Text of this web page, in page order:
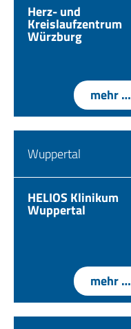
Herz- und
Kreislaufzentrum
Würzburg
mehr …
Wuppertal
HELIOS Klinikum
Wuppertal
mehr …